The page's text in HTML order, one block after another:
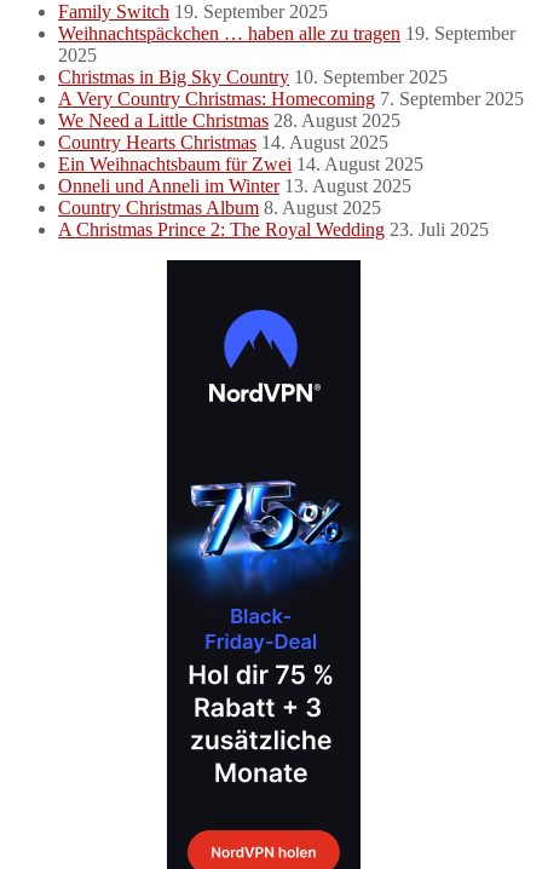
Family Switch 19. September 2025
Weihnachtspäckchen … haben alle zu tragen 19. September
2025
Christmas in Big Sky Country 10. September 2025
A Very Country Christmas: Homecoming 7. September 2025
We Need a Little Christmas 28. August 2025
Country Hearts Christmas 14. August 2025
Ein Weihnachtsbaum für Zwei 14. August 2025
Onneli und Anneli im Winter 13. August 2025
Country Christmas Album 8. August 2025
A Christmas Prince 2: The Royal Wedding 23. Juli 2025